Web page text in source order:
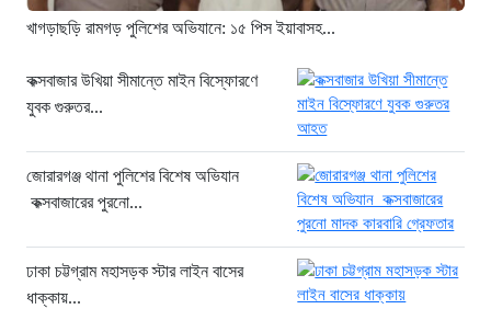
৫ ঘণ্টা আগে
সাকিবকে নিয়ে বিস্ফোরক আসিফ আকবর
“ইলিয়াস আলীকে অপহরণ-হত্যা মামলা:
সাইফুর রহমান গ্রেপ্তার হচ্ছেন”
খাগড়াছড়ি রামগড় পুলিশের অভিযানে: ১৫
পিস ইয়াবাসহ যুবক গ্রেপ্তার
খাগড়াছড়ি রামগড় পুলিশের অভিযানে: ১৫ পিস ইয়াবাসহ...
কক্সবাজার উখিয়া সীমান্তে মাইন বিস্ফোরণে
যুবক গুরুতর...
জোরারগঞ্জ থানা পুলিশের বিশেষ অভিযান
কক্সবাজারের পুরনো...
ঢাকা চট্টগ্রাম মহাসড়ক স্টার লাইন বাসের
ধাক্কায়...